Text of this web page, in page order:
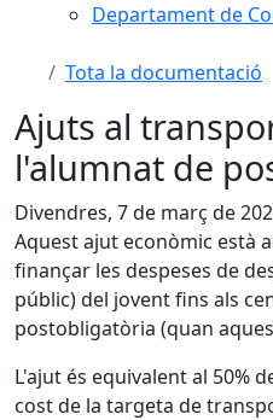
Departament de
Tota la documentació
Ajuts al
l'alumnat de
Divendres, 7 de març de
Aquest ajut econòmic està
finançar les despeses de
públic) del jovent fins als
postobligatòria (quan
L'ajut és equivalent al 50%
cost de la targeta de